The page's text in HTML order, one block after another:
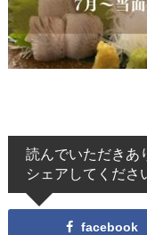
読んでいただきあ
シェアしてくださ
facebook